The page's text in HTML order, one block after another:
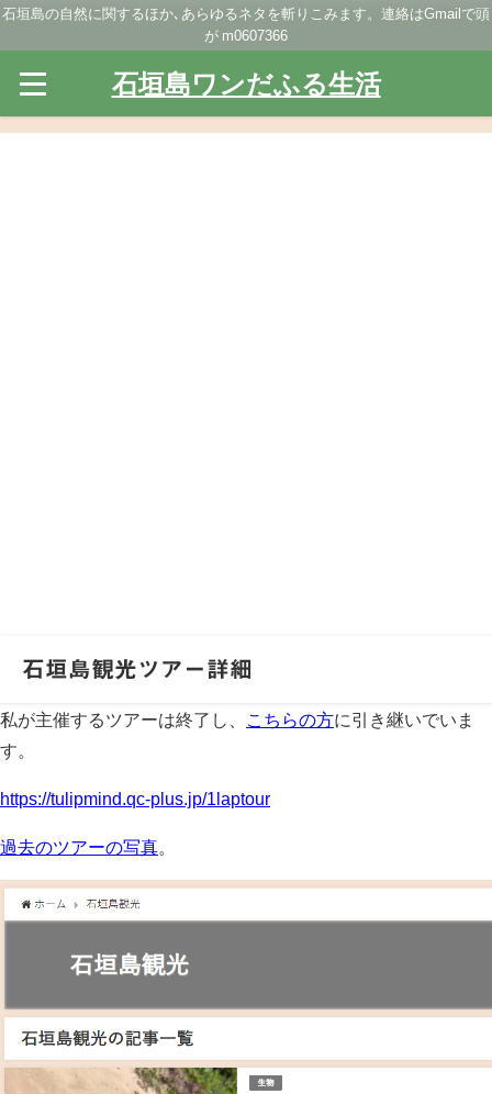
石垣島の自然に関するほか､あらゆるネタを斬りこみます。連絡はGmailで頭
が m0607366
石垣島ワンだふる生活
石垣島観光ツアー詳細
私が主催するツアーは終了し、 こちらの方に引き継いでいま
す。
https://tulipmind.qc-plus.jp/1laptour
過去のツアーの写真